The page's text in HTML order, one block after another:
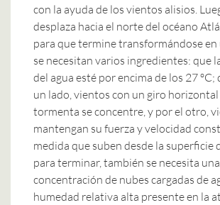
con la ayuda de los vientos alisios.
desplaza hacia el norte del océano
para que termine transformándose en
se necesitan varios ingredientes: que
del agua esté por encima de los 27 ºC;
un lado, vientos con un giro horizontal
tormenta se concentre, y por el otro,
mantengan su fuerza y velocidad
medida que suben desde la superficie
para terminar, también se necesita una
concentración de nubes cargadas de
humedad relativa alta presente en la